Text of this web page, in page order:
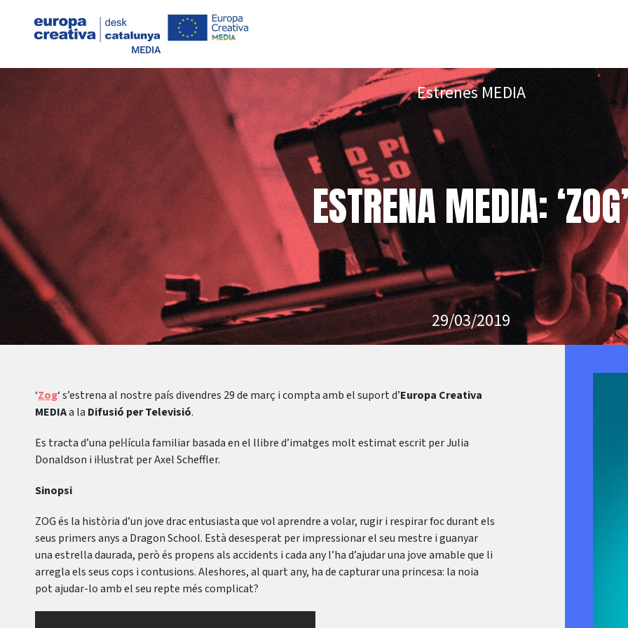
Estrenes MEDIA
ESTRENA MEDIA:
29/03/2019
‘Zog‘ s’estrena al nostre país divendres 29 de març i compta amb el suport d’Europa Creativa
MEDIAa la Difusió per Televisió.
Es tracta d’una pel·lícula familiar basada en el llibre d’imatges molt estimat escrit per Julia
Donaldson i il·lustrat per Axel Scheffler.
Sinopsi
ZOG és la història d’un jove drac entusiasta que vol aprendre a volar, rugir i respirar foc durant els
seus primers anys a Dragon School. Està desesperat per impressionar el seu mestre i guanyar
una estrella daurada, però és propens als accidents i cada any l’ha d’ajudar una jove amable que li
arregla els seus cops i contusions. Aleshores, al quart any, ha de capturar una princesa: la noia
pot ajudar-lo amb el seu repte més complicat?